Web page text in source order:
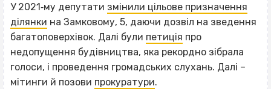
У 2021‐му депутати змінили цільове призначення
ділянки на Замковому, 5, даючи дозвіл на зведення
багатоповерхівок. Далі були петиція про
недопущення будівництва, яка рекордно зібрала
голоси, і проведення громадських слухань. Далі –
мітинги й позови прокуратури.